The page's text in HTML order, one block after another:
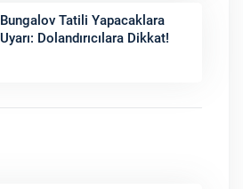
Bungalov Tatili Yapacaklara
Uyarı: Dolandırıcılara Dikkat!